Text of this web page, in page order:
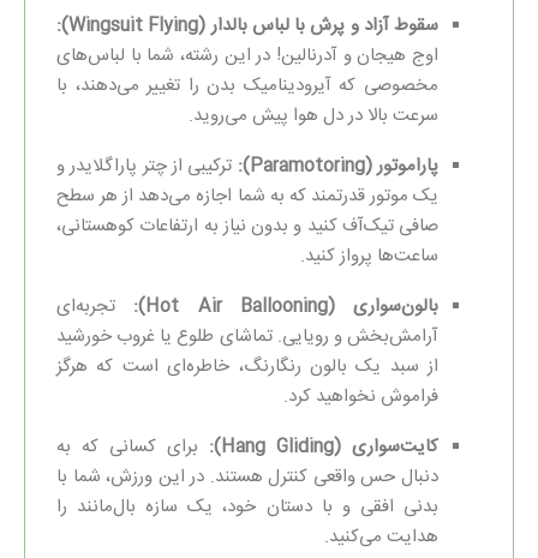
سقوط آزاد و پرش با لباس بالدار (Wingsuit Flying):
اوج هیجان و آدرنالین! در این رشته، شما با لباس‌های
مخصوصی که آیرودینامیک بدن را تغییر می‌دهند، با
سرعت بالا در دل هوا پیش می‌روید.
پاراموتور (Paramotoring):
ترکیبی از چتر پاراگلایدر و
یک موتور قدرتمند که به شما اجازه می‌دهد از هر سطح
صافی تیک‌آف کنید و بدون نیاز به ارتفاعات کوهستانی،
ساعت‌ها پرواز کنید.
بالون‌سواری (Hot Air Ballooning):
تجربه‌ای
آرامش‌بخش و رویایی. تماشای طلوع یا غروب خورشید
از سبد یک بالون رنگارنگ، خاطره‌ای است که هرگز
فراموش نخواهید کرد.
کایت‌سواری (Hang Gliding):
برای کسانی که به
دنبال حس واقعی کنترل هستند. در این ورزش، شما با
بدنی افقی و با دستان خود، یک سازه بال‌مانند را
هدایت می‌کنید.